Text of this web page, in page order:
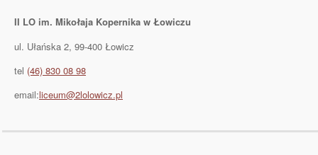
II LO im. Mikołaja Kopernika w Łowiczu
ul. Ułańska 2, 99-400 Łowicz
tel (46) 830 08 98
email:liceum@2lolowicz.pl